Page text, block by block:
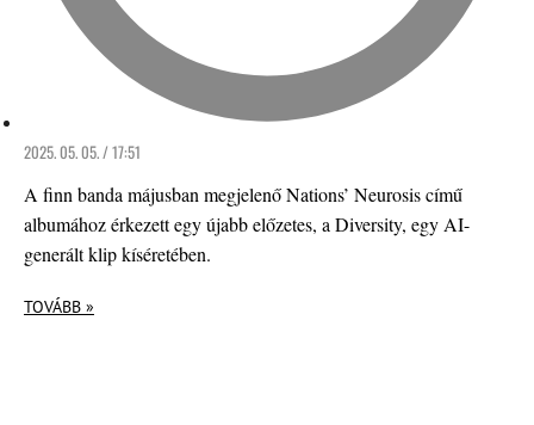
2025. 05. 05. / 17:51
A finn banda májusban megjelenő Nations’ Neurosis című
albumához érkezett egy újabb előzetes, a Diversity, egy AI-
generált klip kíséretében.
TOVÁBB »